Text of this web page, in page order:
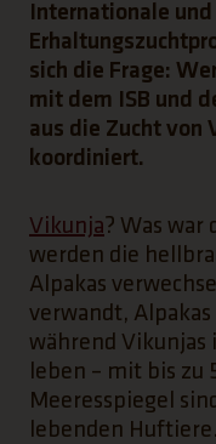
Internationale
sich die Frage:
mit dem ISB und
aus die Zucht von
koordiniert.
Vikunja? Was war
werden die
Alpakas
verwandt,
während Vikunjas
leben – mit bis zu
Meeresspiegel
lebenden